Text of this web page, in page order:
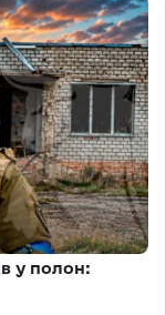
у полон: